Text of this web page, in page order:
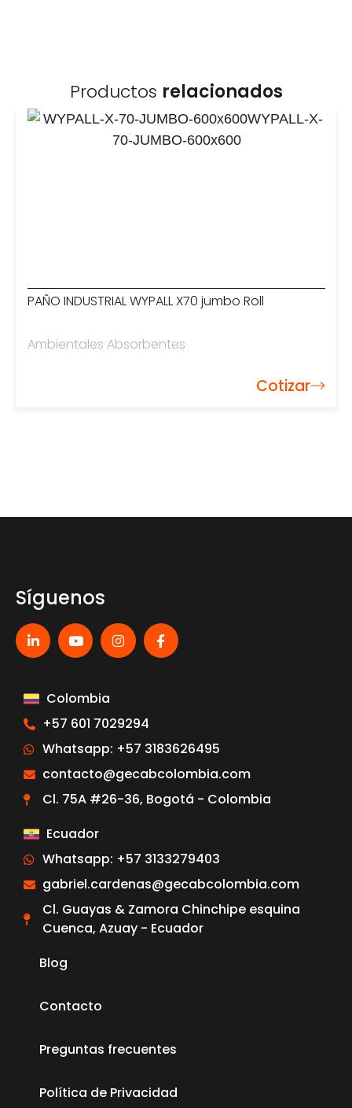
Productos relacionados
PAÑO INDUSTRIAL WYPALL X70 jumbo Roll
Ambientales Absorbentes
Cotizar
Síguenos
Colombia
+57 601 7029294
Whatsapp: +57 3183626495
contacto@gecabcolombia.com
Cl. 75A #26-36, Bogotá - Colombia
Ecuador
Whatsapp: +57 3133279403
gabriel.cardenas@gecabcolombia.com
Cl. Guayas & Zamora Chinchipe esquina
Cuenca, Azuay - Ecuador
Blog
Contacto
Preguntas frecuentes
Política de Privacidad